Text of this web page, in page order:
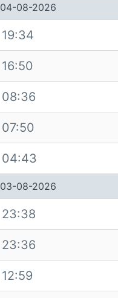
04-08-2026
19:34
16:50
08:36
07:50
04:43
03-08-2026
23:38
23:36
12:59